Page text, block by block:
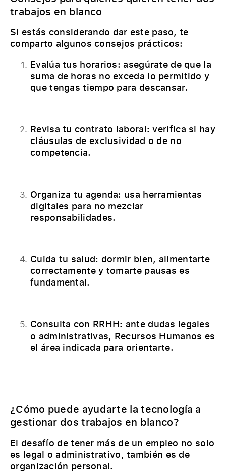
trabajos en blanco
Si estás considerando dar este paso, te
comparto algunos consejos prácticos:
Evalúa tus horarios: asegúrate de que la
suma de horas no exceda lo permitido y
que tengas tiempo para descansar.
Revisa tu contrato laboral: verifica si hay
cláusulas de exclusividad o de no
competencia.
Organiza tu agenda: usa herramientas
digitales para no mezclar
responsabilidades.
Cuida tu salud: dormir bien, alimentarte
correctamente y tomarte pausas es
fundamental.
Consulta con RRHH: ante dudas legales
o administrativas, Recursos Humanos es
el área indicada para orientarte.
¿Cómo puede ayudarte la tecnología a
gestionar dos trabajos en blanco?
El desafío de tener más de un empleo no solo
es legal o administrativo, también es de
organización personal.